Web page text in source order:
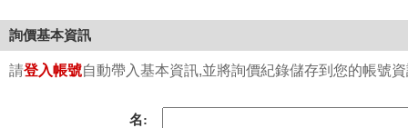
詢價基本資訊
請登入帳號自動帶入基本資訊,並將詢價紀錄儲存到您的帳號
名: